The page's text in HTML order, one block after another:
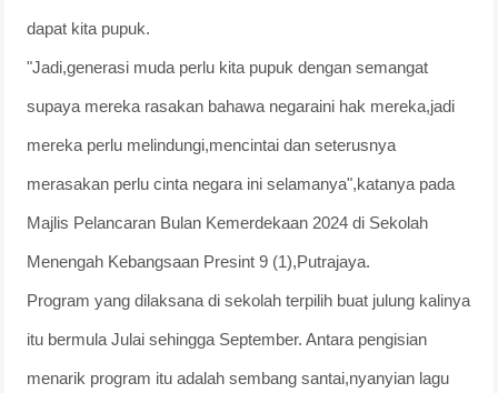
dapat kita pupuk.
"Jadi,generasi muda perlu kita pupuk dengan semangat
supaya mereka rasakan bahawa negaraini hak mereka,jadi
mereka perlu melindungi,mencintai dan seterusnya
merasakan perlu cinta negara ini selamanya",katanya pada
Majlis Pelancaran Bulan Kemerdekaan 2024 di Sekolah
Menengah Kebangsaan Presint 9 (1),Putrajaya.
Program yang dilaksana di sekolah terpilih buat julung kalinya
itu bermula Julai sehingga September. Antara pengisian
menarik program itu adalah sembang santai,nyanyian lagu